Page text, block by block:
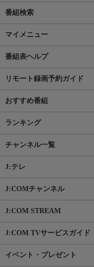
番組検索
マイメニュー
番組表ヘルプ
リモート録画予約ガイド
おすすめ番組
ランキング
チャンネル一覧
J:テレ
J:COMチャンネル
J:COM STREAM
J:COM TVサービスガイド
イベント・プレゼント